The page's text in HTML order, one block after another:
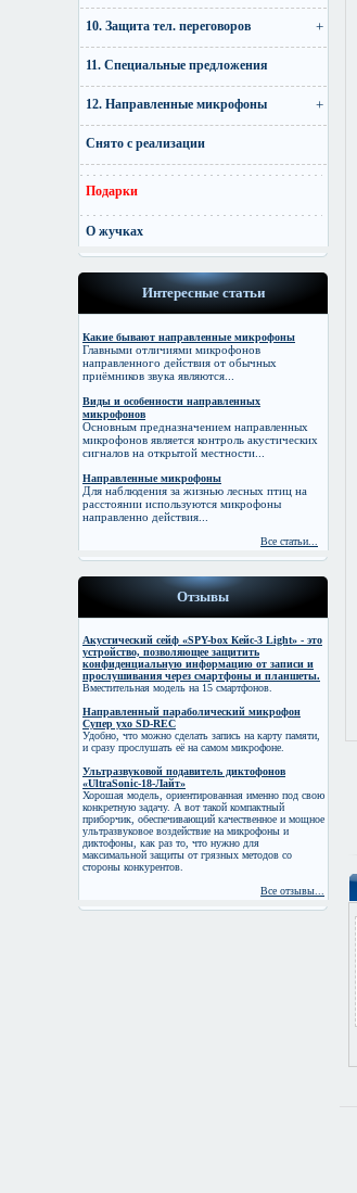
10. Защита тел. переговоров
11. Специальные предложения
12. Направленные микрофоны
Снято с реализации
Подарки
О жучках
Интересные статьи
Какие бывают направленные микрофоны
Главными отличиями микрофонов
направленного действия от обычных
приёмников звука являются...
Виды и особенности направленных
микрофонов
Основным предназначением направленных
микрофонов является контроль акустических
сигналов на открытой местности...
Направленные микрофоны
Для наблюдения за жизнью лесных птиц на
расстоянии используются микрофоны
направленно действия...
Все статьи...
Отзывы
Акустический сейф «SPY-box Кейс-3 Light» - это
устройство, позволяющее защитить
конфиденциальную информацию от записи и
прослушивания через смартфоны и планшеты.
Вместительная модель на 15 смартфонов.
Направленный параболический микрофон
Супер ухо SD-REC
Удобно, что можно сделать запись на карту памяти,
и сразу прослушать её на самом микрофоне.
Ультразвуковой подавитель диктофонов
«UltraSonic-18-Лайт»
Хорошая модель, ориентированная именно под свою
конкретную задачу. А вот такой компактный
приборчик, обеспечивающий качественное и мощное
ультразвуковое воздействие на микрофоны и
диктофоны, как раз то, что нужно для
максимальной защиты от грязных методов со
стороны конкурентов.
Все отзывы...